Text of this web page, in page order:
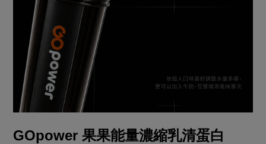
GOpower 果果能量濃縮乳清蛋白